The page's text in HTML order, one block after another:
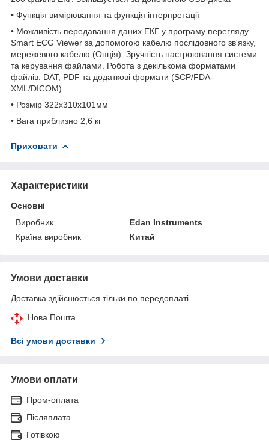
• Функція вимірювання та функція інтерпретації
• Можливість передавання даних ЕКГ у програму перегляду
Smart ECG Viewer за допомогою кабелю послідовного зв'язку,
мережевого кабелю (Опція). Зручність настроювання системи
та керування файлами. Робота з декількома форматами
файлів: DAT, PDF та додаткові формати (SCP/FDA-
XML/DICOM)
• Розмір 322х310х101мм
• Вага приблизно 2,6 кг
Приховати
Характеристики
Основні
Виробник
Edan Instruments
Країна виробник
Китай
Умови доставки
Доставка здійснюється тільки по передоплаті.
Нова Пошта
Всі умови доставки
Умови оплати
Пром-оплата
Післяплата
Готівкою